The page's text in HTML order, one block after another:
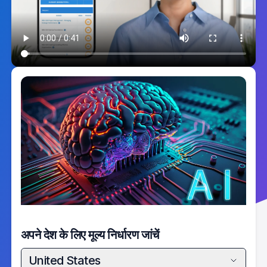
अपने देश के लिए मूल्य निर्धारण जांचें
United States